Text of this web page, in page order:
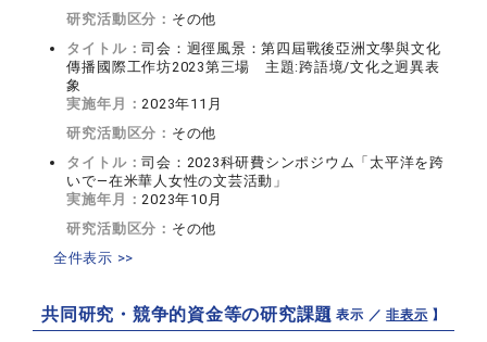
研究活動区分： その他
タイトル：司会：迥徑風景：第四屆戰後亞洲文學與文化
傳播國際工作坊2023第三場 主題:跨語境/文化之迥異表
象
実施年月：2023年11月
研究活動区分： その他
タイトル：司会：2023科研費シンポジウム「太平洋を跨
いで―在米華人女性の文芸活動」
実施年月：2023年10月
研究活動区分： その他
全件表示 >>
共同研究・競争的資金等の研究課題【 表示 ／非表示 】